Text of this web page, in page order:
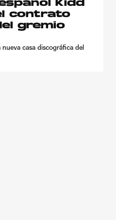
DE UMO agency. TODOS LOS
RESERVADOS.
Kidd
contrato
gremio
casa discográfica del